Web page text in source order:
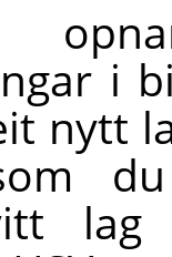
i
nytt